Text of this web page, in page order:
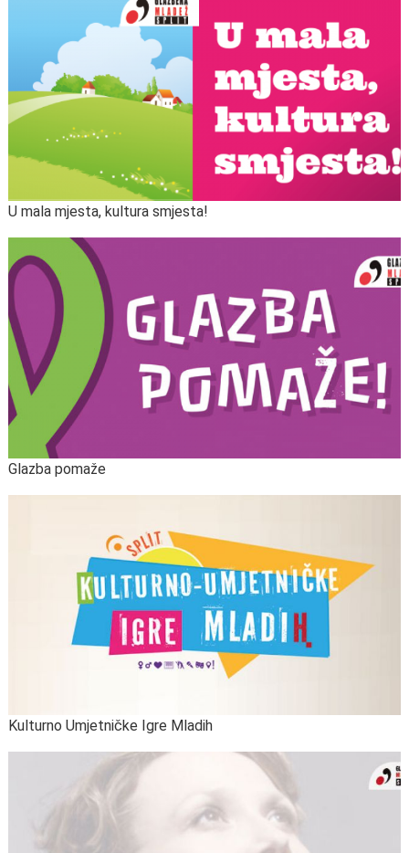
U mala mjesta, kultura smjesta!
Glazba pomaže
Kulturno Umjetničke Igre Mladih